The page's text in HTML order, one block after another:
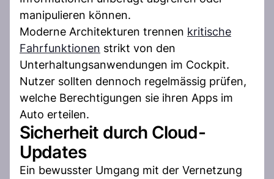
manipulieren können.
Moderne Architekturen trennen kritische
Fahrfunktionen strikt von den
Unterhaltungsanwendungen im Cockpit.
Nutzer sollten dennoch regelmässig prüfen,
welche Berechtigungen sie ihren Apps im
Auto erteilen.
Sicherheit durch Cloud-
Updates
Ein bewusster Umgang mit der Vernetzung